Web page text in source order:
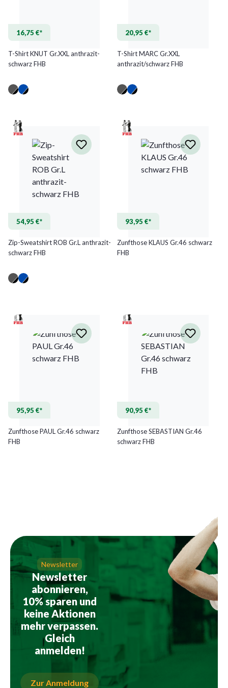
16,75 €*
T-Shirt KNUT Gr.XXL anthrazit-
schwarz FHB
(Diese Option ist zurzeit nicht verfügbar.)
(Diese Option ist zurzeit nicht verfügbar.)
20,95 €*
T-Shirt MARC Gr.XXL
anthrazit/schwarz FHB
54,95 €*
Zip-Sweatshirt ROB Gr.L anthrazit-
schwarz FHB
(Diese Option ist zurzeit nicht verfügbar.)
(Diese Option ist zurzeit nicht verfügbar.)
93,95 €*
Zunfthose KLAUS Gr.46 schwarz
FHB
95,95 €*
Zunfthose PAUL Gr.46 schwarz
FHB
90,95 €*
Zunfthose SEBASTIAN Gr.46
schwarz FHB
Newsletter
Newsletter
abonnieren,
10% sparen und
keine Aktionen
mehr verpassen.
Gleich
anmelden!
Zur Anmeldung